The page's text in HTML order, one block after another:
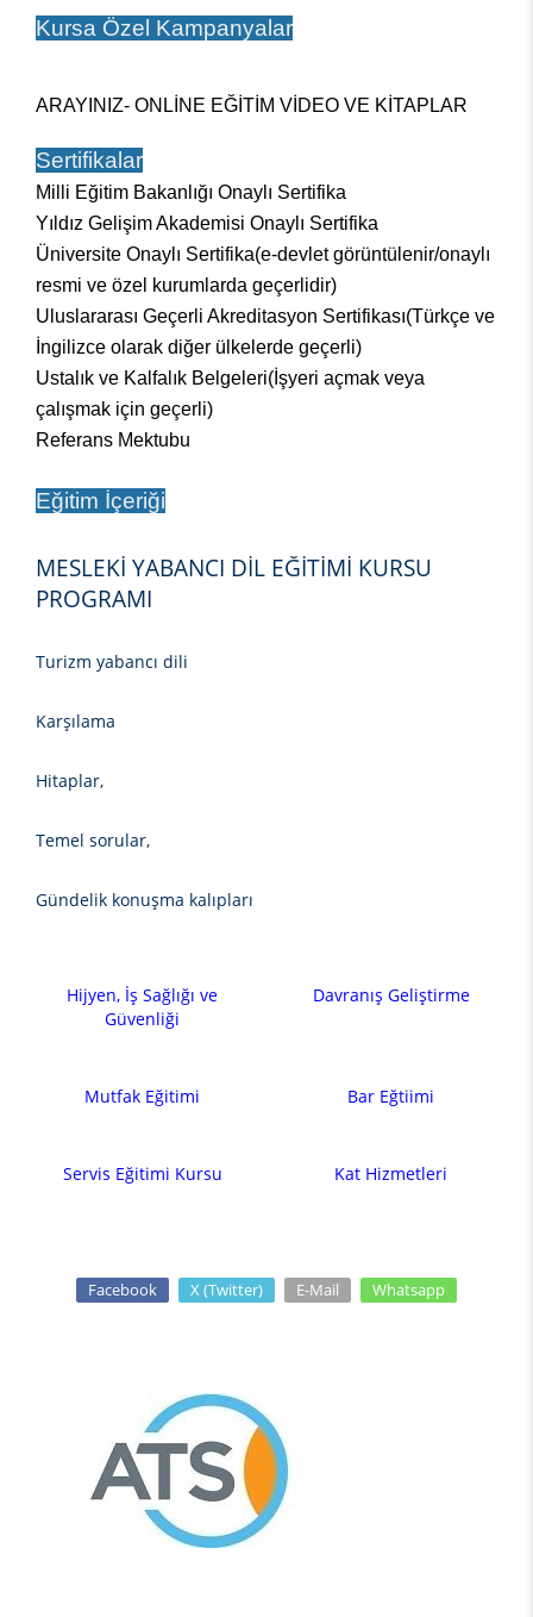
Kursa Özel Kampanyalar
ARAYINIZ- ONLİNE EĞİTİM VİDEO VE KİTAPLAR
Sertifikalar
Milli Eğitim Bakanlığı Onaylı Sertifika
Yıldız Gelişim Akademisi Onaylı Sertifika
Üniversite Onaylı Sertifika(e-devlet görüntülenir/onaylı
resmi ve özel kurumlarda geçerlidir)
Uluslararası Geçerli Akreditasyon Sertifikası(Türkçe ve
İngilizce olarak diğer ülkelerde geçerli)
Ustalık ve Kalfalık Belgeleri(İşyeri açmak veya
çalışmak için geçerli)
Referans Mektubu
Eğitim İçeriği
MESLEKİ YABANCI DİL EĞİTİMİ KURSU
PROGRAMI
Turizm yabancı dili
Karşılama
Hitaplar,
Temel sorular,
Gündelik konuşma kalıpları
Hijyen, İş Sağlığı ve
Güvenliği
Davranış Geliştirme
Mutfak Eğitimi Bar Eğtiimi
Servis Eğitimi Kursu Kat Hizmetleri
Facebook X (Twitter) E-Mail Whatsapp